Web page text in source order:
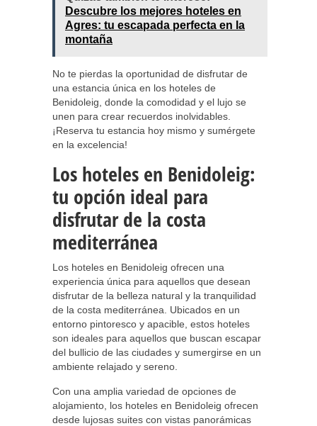
Descubre los mejores hoteles en
Agres: tu escapada perfecta en la
montaña
No te pierdas la oportunidad de disfrutar de
una estancia única en los hoteles de
Benidoleig, donde la comodidad y el lujo se
unen para crear recuerdos inolvidables.
¡Reserva tu estancia hoy mismo y sumérgete
en la excelencia!
Los hoteles en Benidoleig:
tu opción ideal para
disfrutar de la costa
mediterránea
Los hoteles en Benidoleig ofrecen una
experiencia única para aquellos que desean
disfrutar de la belleza natural y la tranquilidad
de la costa mediterránea. Ubicados en un
entorno pintoresco y apacible, estos hoteles
son ideales para aquellos que buscan escapar
del bullicio de las ciudades y sumergirse en un
ambiente relajado y sereno.
Con una amplia variedad de opciones de
alojamiento, los hoteles en Benidoleig ofrecen
desde lujosas suites con vistas panorámicas